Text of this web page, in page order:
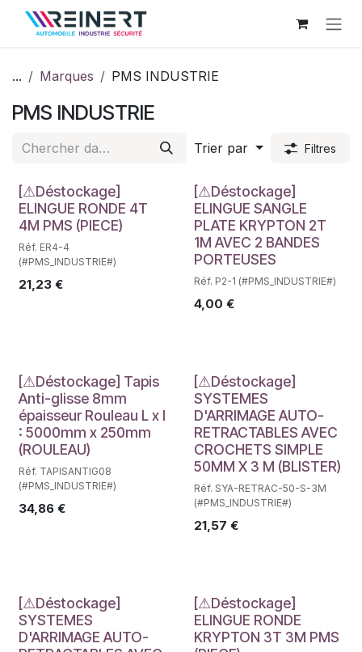
Se rendre au contenu
... Marques PMS INDUSTRIE
PMS INDUSTRIE
Trier par Filtres
Déstockage
[⚠Déstockage]
ELINGUE RONDE 4T
4M PMS (PIECE)
Réf. ER4-4
(#PMS_INDUSTRIE#)
21,23 €
Déstockage
[⚠Déstockage]
ELINGUE SANGLE
PLATE KRYPTON 2T
1M AVEC 2 BANDES
PORTEUSES
Réf. P2-1 (#PMS_INDUSTRIE#)
4,00 €
Déstockage
[⚠Déstockage] Tapis
Anti-glisse 8mm
épaisseur Rouleau L x l
: 5000mm x 250mm
(ROULEAU)
Réf. TAPISANTIG08
(#PMS_INDUSTRIE#)
34,86 €
Déstockage
[⚠Déstockage]
SYSTEMES
D'ARRIMAGE AUTO-
RETRACTABLES AVEC
CROCHETS SIMPLE
50MM X 3 M (BLISTER)
Réf. SYA-RETRAC-50-S-3M
(#PMS_INDUSTRIE#)
21,57 €
Déstockage
[⚠Déstockage]
SYSTEMES
D'ARRIMAGE AUTO-
Déstockage
[⚠Déstockage]
ELINGUE RONDE
KRYPTON 3T 3M PMS